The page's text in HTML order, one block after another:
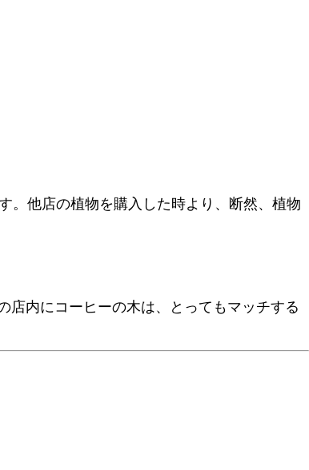
。他店の植物を購入した時より、断然、植物
店内にコーヒーの木は、とってもマッチする